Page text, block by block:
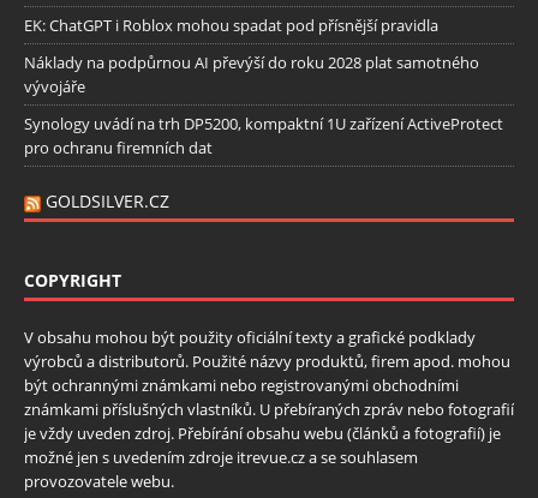
EK: ChatGPT i Roblox mohou spadat pod přísnější pravidla
Náklady na podpůrnou AI převýší do roku 2028 plat samotného
vývojáře
Synology uvádí na trh DP5200, kompaktní 1U zařízení ActiveProtect
pro ochranu firemních dat
GOLDSILVER.CZ
COPYRIGHT
V obsahu mohou být použity oficiální texty a grafické podklady
výrobců a distributorů. Použité názvy produktů, firem apod. mohou
být ochrannými známkami nebo registrovanými obchodními
známkami příslušných vlastníků. U přebíraných zpráv nebo fotografií
je vždy uveden zdroj. Přebírání obsahu webu (článků a fotografií) je
možné jen s uvedením zdroje itrevue.cz a se souhlasem
provozovatele webu.